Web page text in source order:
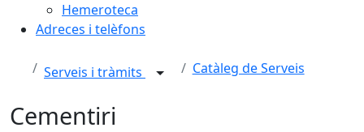
Hemeroteca
Adreces i telèfons
Serveis i tràmits Catàleg de Serveis
Cementiri